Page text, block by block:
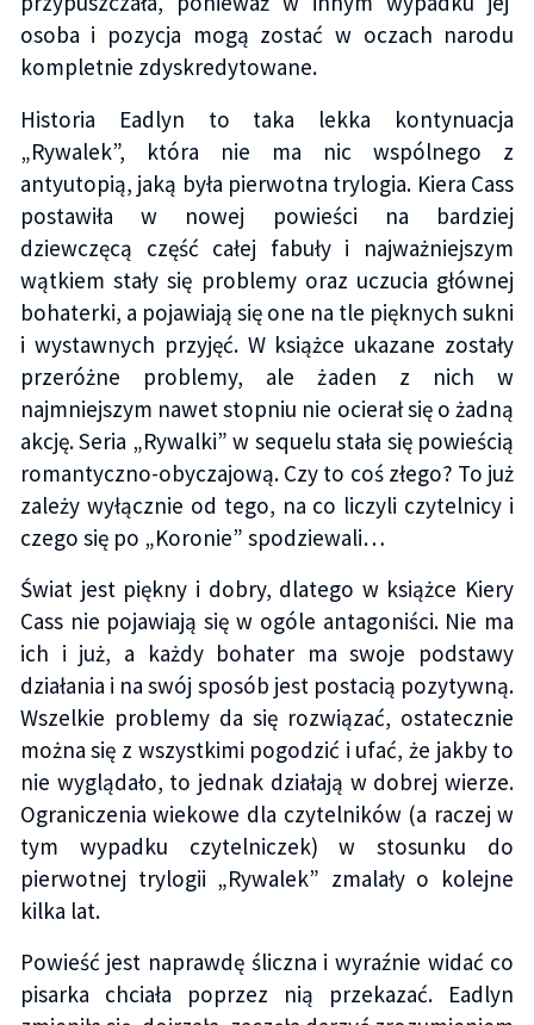
osoba i pozycja mogą zostać w oczach narodu
kompletnie zdyskredytowane.
Historia Eadlyn to taka lekka kontynuacja
„Rywalek”, która nie ma nic wspólnego z
antyutopią, jaką była pierwotna trylogia. Kiera Cass
postawiła w nowej powieści na bardziej
dziewczęcą część całej fabuły i najważniejszym
wątkiem stały się problemy oraz uczucia głównej
bohaterki, a pojawiają się one na tle pięknych sukni
i wystawnych przyjęć. W książce ukazane zostały
przeróżne problemy, ale żaden z nich w
najmniejszym nawet stopniu nie ocierał się o żadną
akcję. Seria „Rywalki” w sequelu stała się powieścią
romantyczno-obyczajową. Czy to coś złego? To już
zależy wyłącznie od tego, na co liczyli czytelnicy i
czego się po „Koronie” spodziewali…
Świat jest piękny i dobry, dlatego w książce Kiery
Cass nie pojawiają się w ogóle antagoniści. Nie ma
ich i już, a każdy bohater ma swoje podstawy
działania i na swój sposób jest postacią pozytywną.
Wszelkie problemy da się rozwiązać, ostatecznie
można się z wszystkimi pogodzić i ufać, że jakby to
nie wyglądało, to jednak działają w dobrej wierze.
Ograniczenia wiekowe dla czytelników (a raczej w
tym wypadku czytelniczek) w stosunku do
pierwotnej trylogii „Rywalek” zmalały o kolejne
kilka lat.
Powieść jest naprawdę śliczna i wyraźnie widać co
pisarka chciała poprzez nią przekazać. Eadlyn